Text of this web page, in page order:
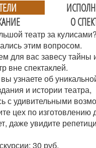
О
театр за
этим вопросом.
для вас завесу тайны
вне спектаклей.
узнаете об
и истории театра,
с удивительными
цех по изготовлению
даже увидите
30 руб.